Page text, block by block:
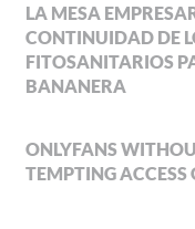
LA MESA
CONTINUIDAD DE
FITOSANITARIOS
BANANERA
ONLYFANS
TEMPTING ACCESS